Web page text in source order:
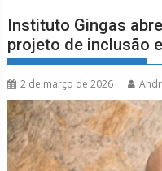
Instituto Gingas
projeto de inclusão
2 de março de 2026